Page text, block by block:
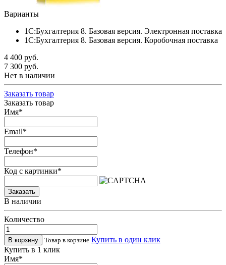
Варианты
1С:Бухгалтерия 8. Базовая версия. Электронная поставка
1С:Бухгалтерия 8. Базовая версия. Коробочная поставка
4 400 руб.
7 300 руб.
Нет в наличии
Заказать товар
Заказать товар
Имя*
Email*
Телефон*
Код с картинки*
Заказать
В наличии
Количество
Товар в корзине Купить в один клик
Купить в 1 клик
Имя*